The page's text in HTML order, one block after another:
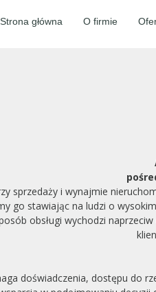
Strona główna O firmie
sprzedaży i wynajmie
go stawiając na ludzi o
obsługi wychodzi
doświadczenia, dostępu do